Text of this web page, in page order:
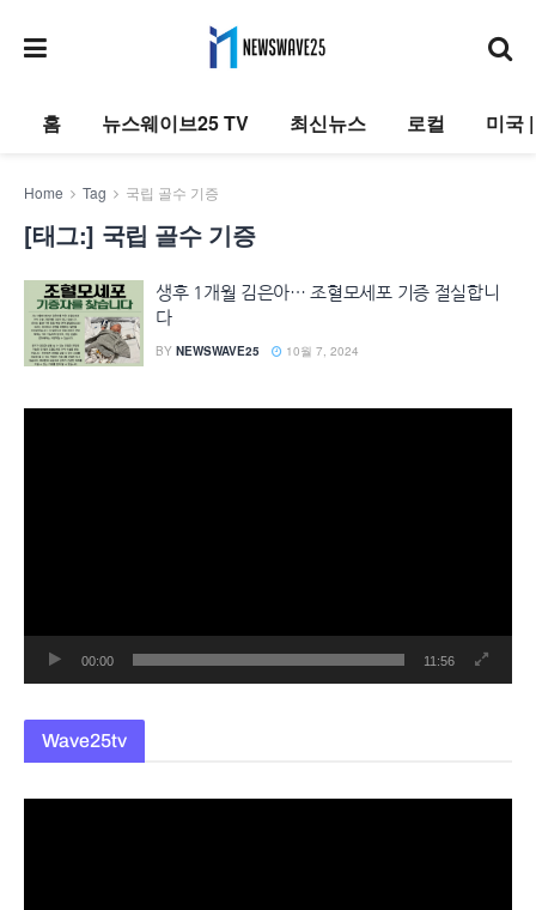
홈 뉴스웨이브25 TV 최신뉴스 로컬 미국
Home Tag 국립 골수 기증
[태그:] 국립 골수 기증
생후 1개월 김은아… 조혈모세포 기증 절실합니
다
BY NEWSWAVE25 10월 7, 2024
00:00 11:56
Wave25tv